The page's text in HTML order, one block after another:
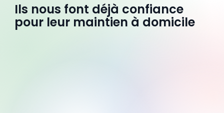
Ils nous font déjà confiance
pour leur maintien à domicile